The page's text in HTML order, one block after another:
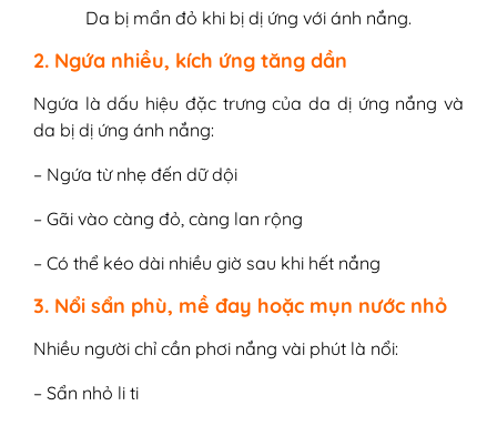
Da bị mẩn đỏ khi bị dị ứng với ánh nắng.
2. Ngứa nhiều, kích ứng tăng dần
Ngứa là dấu hiệu đặc trưng của da dị ứng nắng và
da bị dị ứng ánh nắng:
– Ngứa từ nhẹ đến dữ dội
– Gãi vào càng đỏ, càng lan rộng
– Có thể kéo dài nhiều giờ sau khi hết nắng
3. Nổi sẩn phù, mề đay hoặc mụn nước nhỏ
Nhiều người chỉ cần phơi nắng vài phút là nổi:
– Sẩn nhỏ li ti